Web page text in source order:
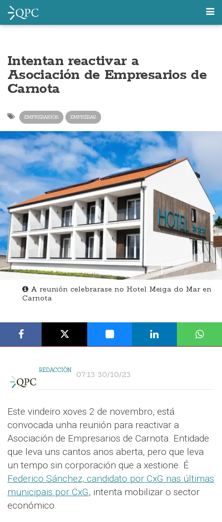
Intentan reactivar a
Asociación de Empresarios de
Carnota
EMPRESARIOS EMPRESAS
A reunión celebrarase no Hotel Meiga do Mar en
Carnota
REDACCIÓN 07:13 30/10/23
Este vindeiro xoves 2 de novembro, está
convocada unha reunión para reactivar a
Asociación de Empresarios de Carnota. Entidade
que leva uns cantos anos aberta, pero que leva
un tempo sin corporación que a xestione. É
Federico Sánchez, candidato por CxG nas últimas
municipais por CxG, intenta mobilizar o sector
económico.